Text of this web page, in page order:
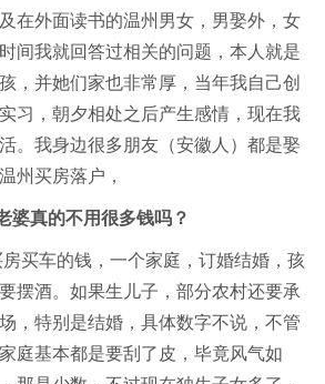
在外面读书的温州男女，男娶外，女
间我就回答过相关的问题，本人就是
，并她们家也非常厚，当年我自己创
习，朝夕相处之后产生感情，现在我
。我身边很多朋友（安徽人）都是娶
州买房落户，
婆真的不用很多钱吗？
买车的钱，一个家庭，订婚结婚，孩
摆酒。如果生儿子，部分农村还要承
，特别是结婚，具体数字不说，不管
庭基本都是要刮了皮，毕竟风气如